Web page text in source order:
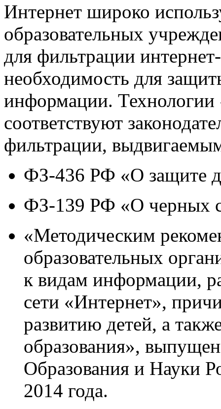
Интернет широко
образовательных
для фильтрации
необходимость для
информации. Технологии
соответствуют
фильтрации,
ФЗ-436 РФ «О защите
ФЗ-139 РФ «О черных
«Методическим
образовательных
к видам информации,
сети «Интернет»,
развитию детей, а
образования»,
Образования и Науки
2014 года.